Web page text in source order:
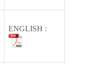
ENGLISH :